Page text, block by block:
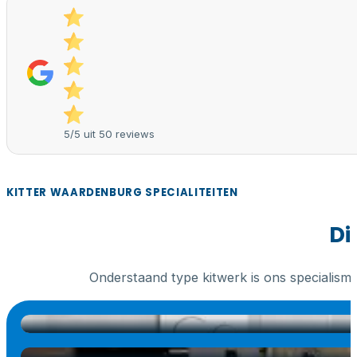
5/5 uit 50 reviews
KITTER WAARDENBURG SPECIALITEITEN
Onderstaand type kitwerk is ons